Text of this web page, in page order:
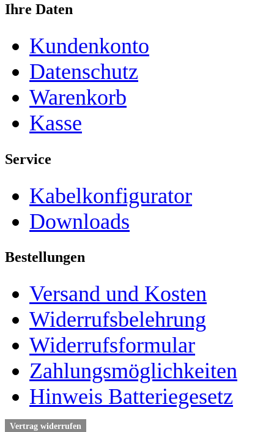
Ihre Daten
Kundenkonto
Datenschutz
Warenkorb
Kasse
Service
Kabelkonfigurator
Downloads
Bestellungen
Versand und Kosten
Widerrufsbelehrung
Widerrufsformular
Zahlungsmöglichkeiten
Hinweis Batteriegesetz
Vertrag widerrufen